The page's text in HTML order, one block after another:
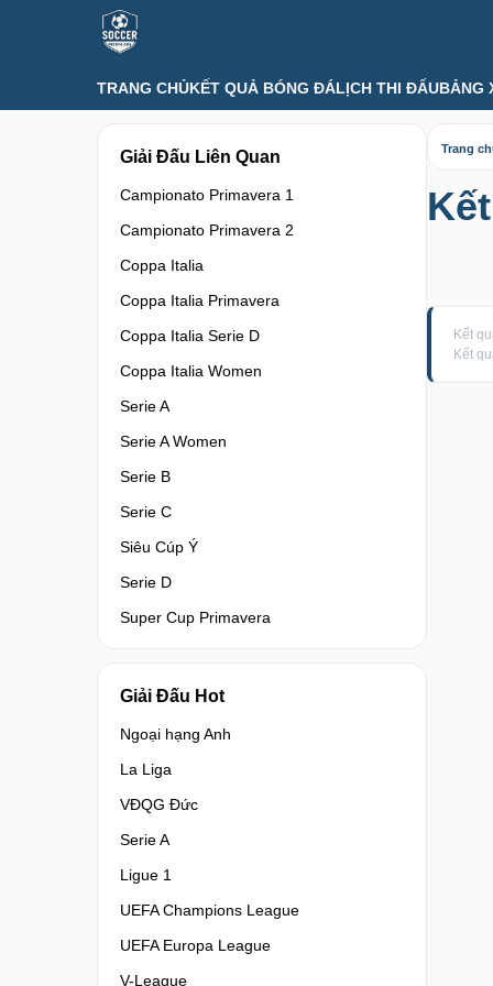
TRANG CHỦKẾT QUẢ BÓNG ĐÁLỊCH THI ĐẤUBẢNG
Giải Đấu Liên Quan
Campionato Primavera 1
Campionato Primavera 2
Coppa Italia
Coppa Italia Primavera
Coppa Italia Serie D
Coppa Italia Women
Serie A
Serie A Women
Serie B
Serie C
Siêu Cúp Ý
Serie D
Super Cup Primavera
Giải Đấu Hot
Ngoại hạng Anh
La Liga
VĐQG Đức
Serie A
Ligue 1
UEFA Champions League
UEFA Europa League
V-League
Trang
Kết
Kết